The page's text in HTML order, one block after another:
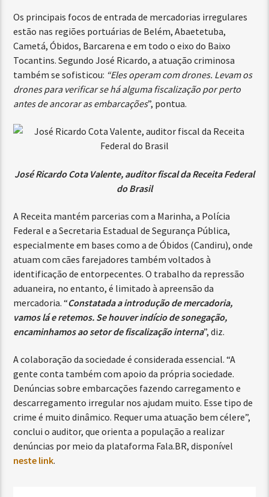
Os principais focos de entrada de mercadorias irregulares
estão nas regiões portuárias de Belém, Abaetetuba,
Cametá, Óbidos, Barcarena e em todo o eixo do Baixo
Tocantins. Segundo José Ricardo, a atuação criminosa
também se sofisticou: “Eles operam com drones. Levam os
drones para verificar se há alguma fiscalização por perto
antes de ancorar as embarcações”, pontua.
José Ricardo Cota Valente, auditor fiscal da Receita Federal
do Brasil
A Receita mantém parcerias com a Marinha, a Polícia
Federal e a Secretaria Estadual de Segurança Pública,
especialmente em bases como a de Óbidos (Candiru), onde
atuam com cães farejadores também voltados à
identificação de entorpecentes. O trabalho da repressão
aduaneira, no entanto, é limitado à apreensão da
mercadoria. “Constatada a introdução de mercadoria,
vamos lá e retemos. Se houver indício de sonegação,
encaminhamos ao setor de fiscalização interna”, diz.
A colaboração da sociedade é considerada essencial. “A
gente conta também com apoio da própria sociedade.
Denúncias sobre embarcações fazendo carregamento e
descarregamento irregular nos ajudam muito. Esse tipo de
crime é muito dinâmico. Requer uma atuação bem célere”,
conclui o auditor, que orienta a população a realizar
denúncias por meio da plataforma Fala.BR, disponível
neste link.